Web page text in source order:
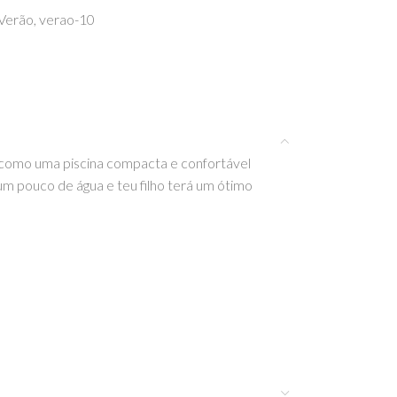
, verao-10
uma piscina compacta e confortável
pouco de água e teu filho terá um ótimo